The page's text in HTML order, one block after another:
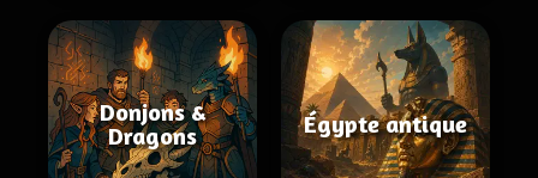
Donjons &
Dragons
Égypte antique